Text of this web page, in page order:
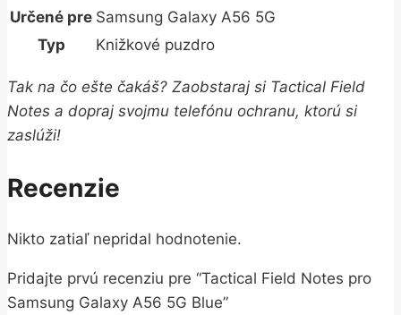
Určené pre Samsung Galaxy A56 5G
Typ
Knižkové puzdro
Tak na čo ešte čakáš? Zaobstaraj si Tactical Field
Notes a dopraj svojmu telefónu ochranu, ktorú si
zaslúži!
Recenzie
Nikto zatiaľ nepridal hodnotenie.
Pridajte prvú recenziu pre “Tactical Field Notes pro
Samsung Galaxy A56 5G Blue”